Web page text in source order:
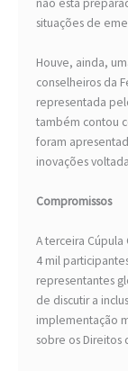
não está
situações de
Houve, ainda,
conselheiros da
representada
também contou
foram
inovações
Compromissos
A terceira Cúpula
4 mil
representantes
de discutir a
implementação
sobre os Direitos